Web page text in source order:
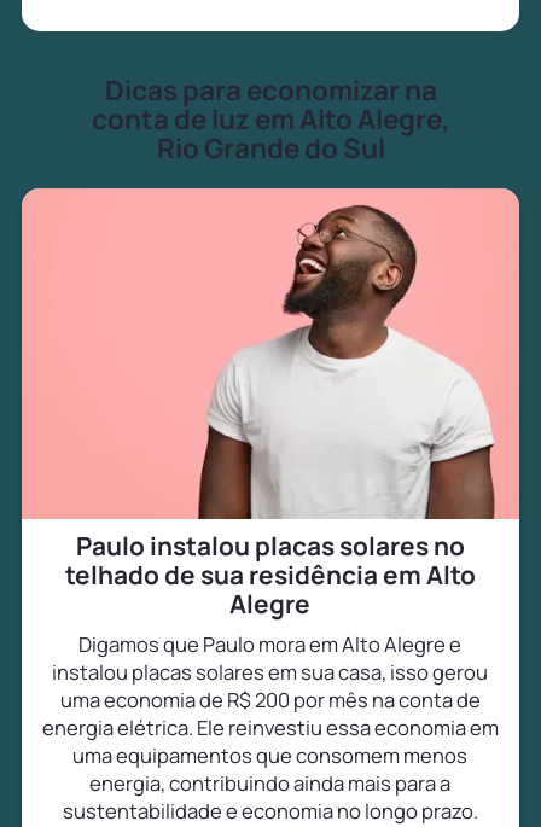
Dicas para economizar na
conta de luz em Alto Alegre,
Rio Grande do Sul
Paulo instalou placas solares no
telhado de sua residência em Alto
Alegre
Digamos que Paulo mora em Alto Alegre e
instalou placas solares em sua casa, isso gerou
uma economia de R$ 200 por mês na conta de
energia elétrica. Ele reinvestiu essa economia em
uma equipamentos que consomem menos
energia, contribuindo ainda mais para a
sustentabilidade e economia no longo prazo.